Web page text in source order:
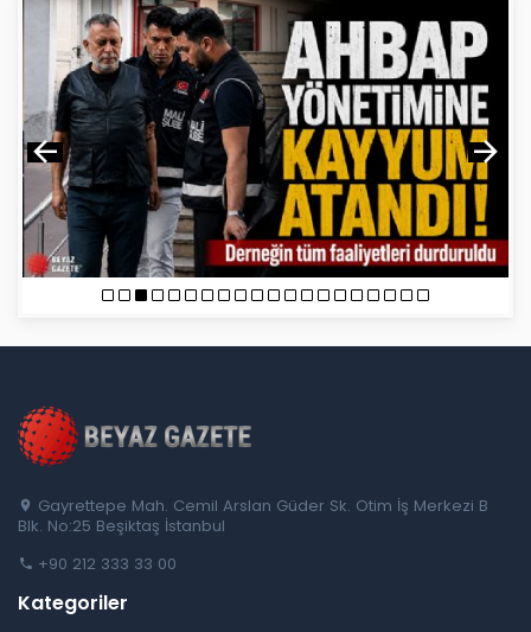
Gayrettepe Mah. Cemil Arslan Güder Sk. Otim İş Merkezi B
Blk. No:25 Beşiktaş İstanbul
+90 212 333 33 00
Kategoriler